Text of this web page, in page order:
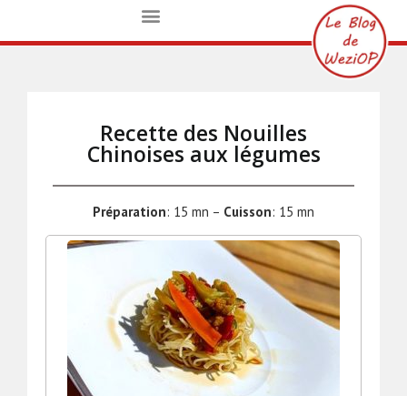
Recette des Nouilles
Chinoises aux légumes
Préparation: 15 mn – Cuisson: 15 mn